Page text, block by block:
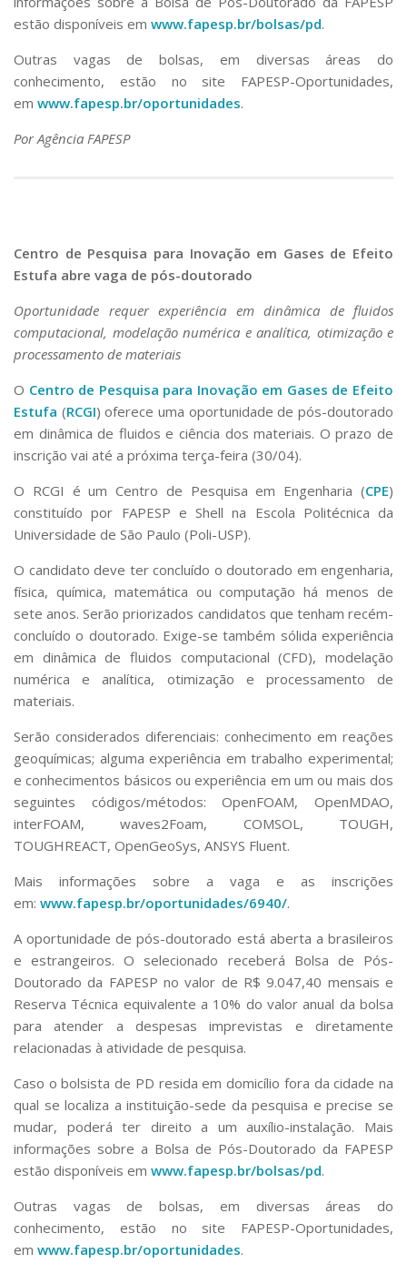
estão disponíveis em www.fapesp.br/bolsas/pd.
Outras vagas de bolsas, em diversas áreas do
conhecimento, estão no site FAPESP-Oportunidades,
em www.fapesp.br/oportunidades.
Por Agência FAPESP
Centro de Pesquisa para Inovação em Gases de Efeito
Estufa abre vaga de pós-doutorado
Oportunidade requer experiência em dinâmica de fluidos
computacional, modelação numérica e analítica, otimização e
processamento de materiais
O Centro de Pesquisa para Inovação em Gases de Efeito
Estufa (RCGI) oferece uma oportunidade de pós-doutorado
em dinâmica de fluidos e ciência dos materiais. O prazo de
inscrição vai até a próxima terça-feira (30/04).
O RCGI é um Centro de Pesquisa em Engenharia (CPE)
constituído por FAPESP e Shell na Escola Politécnica da
Universidade de São Paulo (Poli-USP).
O candidato deve ter concluído o doutorado em engenharia,
física, química, matemática ou computação há menos de
sete anos. Serão priorizados candidatos que tenham recém-
concluído o doutorado. Exige-se também sólida experiência
em dinâmica de fluidos computacional (CFD), modelação
numérica e analítica, otimização e processamento de
materiais.
Serão considerados diferenciais: conhecimento em reações
geoquímicas; alguma experiência em trabalho experimental;
e conhecimentos básicos ou experiência em um ou mais dos
seguintes códigos/métodos: OpenFOAM, OpenMDAO,
interFOAM, waves2Foam, COMSOL, TOUGH,
TOUGHREACT, OpenGeoSys, ANSYS Fluent.
Mais informações sobre a vaga e as inscrições
em: www.fapesp.br/oportunidades/6940/.
A oportunidade de pós-doutorado está aberta a brasileiros
e estrangeiros. O selecionado receberá Bolsa de Pós-
Doutorado da FAPESP no valor de R$ 9.047,40 mensais e
Reserva Técnica equivalente a 10% do valor anual da bolsa
para atender a despesas imprevistas e diretamente
relacionadas à atividade de pesquisa.
Caso o bolsista de PD resida em domicílio fora da cidade na
qual se localiza a instituição-sede da pesquisa e precise se
mudar, poderá ter direito a um auxílio-instalação. Mais
informações sobre a Bolsa de Pós-Doutorado da FAPESP
estão disponíveis em www.fapesp.br/bolsas/pd.
Outras vagas de bolsas, em diversas áreas do
conhecimento, estão no site FAPESP-Oportunidades,
em www.fapesp.br/oportunidades.